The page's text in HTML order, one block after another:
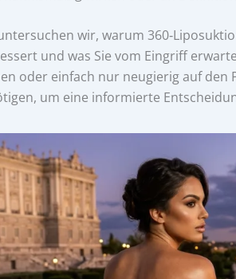
wir, warum
und was Sie vom Eingriff
oder einfach nur neugierig auf den
um eine informierte